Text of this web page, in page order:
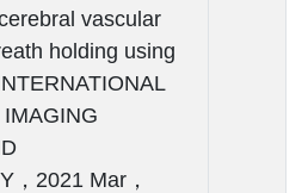
vascular
holding using
，2021 Mar，